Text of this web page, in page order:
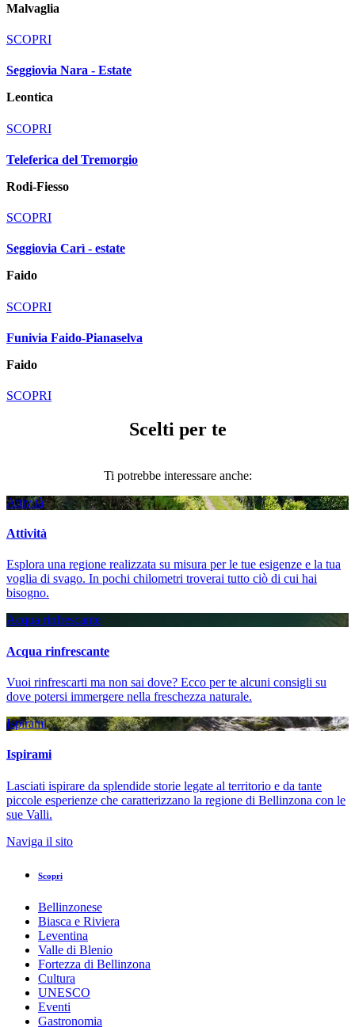
Malvaglia
SCOPRI
Seggiovia Nara - Estate
Leontica
SCOPRI
Teleferica del Tremorgio
Rodi-Fiesso
SCOPRI
Seggiovia Carì - estate
Faido
SCOPRI
Funivia Faido-Pianaselva
Faido
SCOPRI
Scelti per te
Ti potrebbe interessare anche:
Attività
Attività
Esplora una regione realizzata su misura per le tue esigenze e la tua
voglia di svago. In pochi chilometri troverai tutto ciò di cui hai
bisogno.
Acqua rinfrescante
Acqua rinfrescante
Vuoi rinfrescarti ma non sai dove? Ecco per te alcuni consigli su
dove potersi immergere nella freschezza naturale.
Ispirami
Ispirami
Lasciati ispirare da splendide storie legate al territorio e da tante
piccole esperienze che caratterizzano la regione di Bellinzona con le
sue Valli.
Naviga il sito
Scopri
Bellinzonese
Biasca e Riviera
Leventina
Valle di Blenio
Fortezza di Bellinzona
Cultura
UNESCO
Eventi
Gastronomia